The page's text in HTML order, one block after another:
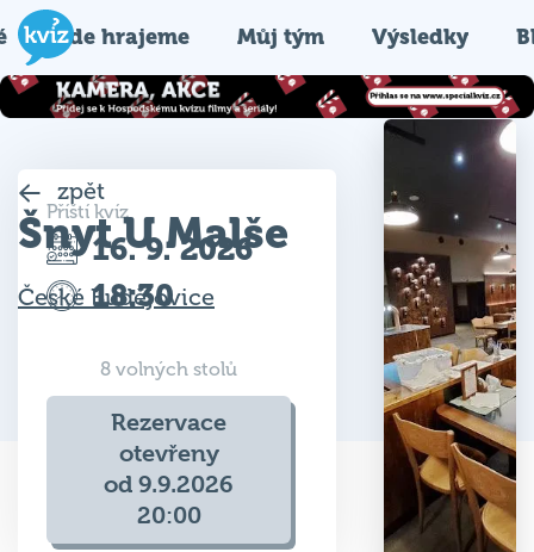
Kde hrajeme Můj tým Výsledky
zpět
Šnyt U Malše
České Budějovice
Příští kvíz
16. 9. 2026
18:30
8 volných stolů
Rezervace
otevřeny
od 9.9.2026
20:00